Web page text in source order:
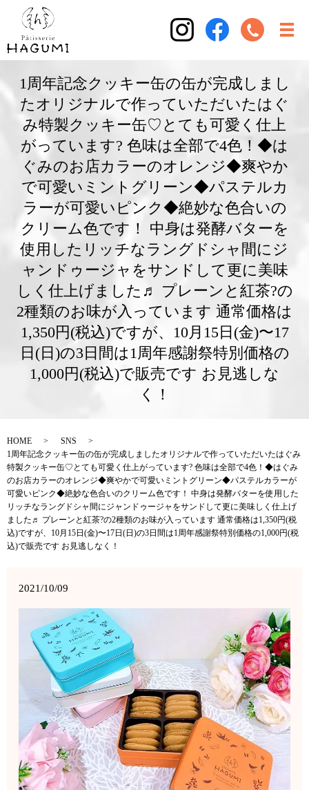
1周年記念クッキー缶の缶が完成しまし
たオリジナルで作っていただいたはぐ
み特製クッキー缶♡とても可愛く仕上
がっています? 色味は全部で4色！◆は
ぐみのお店カラーのオレンジ◆爽やか
で可愛いミントグリーン◆パステルカ
ラーが可愛いピンク◆絶妙な色合いの
クリーム色です！ 中身は発酵バターを
使用したリッチなラングドシャ間にジ
ャンドゥージャをサンドして更に美味
しく仕上げました♬ プレーンと紅茶?の
2種類のお味が入っています️ 通常価格は
1,350円(税込)ですが、10月15日(金)〜17
日(日)の3日間は1周年感謝祭特別価格の
1,000円(税込)で販売です お見逃しな
く！
HOME
SNS
1周年記念クッキー缶の缶が完成しましたオリジナルで作っていただいたはぐみ
特製クッキー缶♡とても可愛く仕上がっています? 色味は全部で4色！◆はぐみ
のお店カラーのオレンジ◆爽やかで可愛いミントグリーン◆パステルカラーが
可愛いピンク◆絶妙な色合いのクリーム色です！ 中身は発酵バターを使用した
リッチなラングドシャ間にジャンドゥージャをサンドして更に美味しく仕上げ
ました♬ プレーンと紅茶?の2種類のお味が入っています️ 通常価格は1,350円(税
込)ですが、10月15日(金)〜17日(日)の3日間は1周年感謝祭特別価格の1,000円(税
込)で販売です お見逃しなく！
2021/10/09